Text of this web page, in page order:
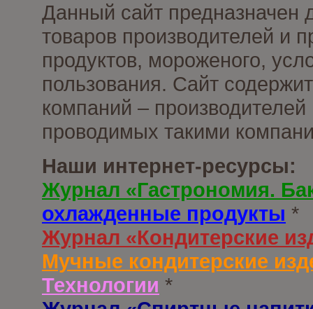
Данный сайт предназначен
товаров производителей и
продуктов, мороженого,
пользования. Сайт
компаний –
проводимых такими
Наши интернет-ресурсы:
Журнал «Гастрономия.
охлажденные продукты *
Журнал «Кондитерские
Мучные кондитерские
Технологии *